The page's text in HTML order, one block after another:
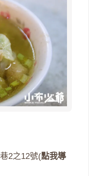
2之12號(點我導